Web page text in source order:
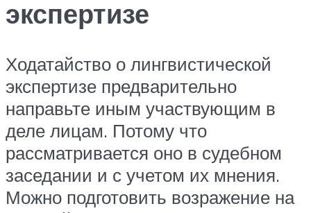
экспертизе
Ходатайство о лингвистической
экспертизе предварительно
направьте иным участвующим в
деле лицам. Потому что
рассматривается оно в судебном
заседании и с учетом их мнения.
Можно подготовить возражение на